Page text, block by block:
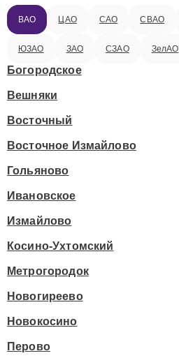
ВАО ЦАО САО СВАО
ЮЗАО ЗАО СЗАО ЗелАО
Богородское
Вешняки
Восточный
Восточное Измайлово
Гольяново
Ивановское
Измайлово
Косино-Ухтомский
Метрогородок
Новогиреево
Новокосино
Перово